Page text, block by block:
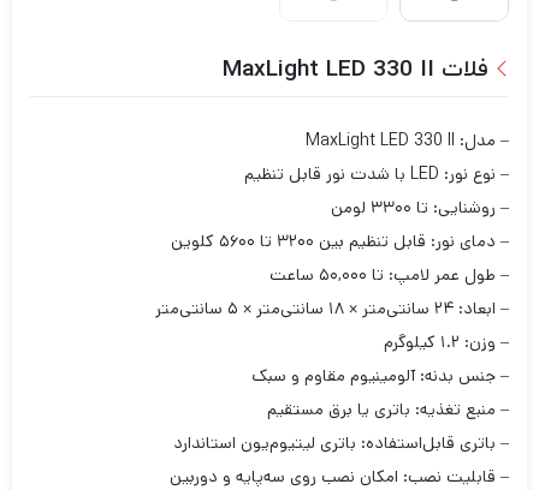
فلات MaxLight LED 330 II
– مدل: MaxLight LED 330 II
– نوع نور: LED با شدت نور قابل تنظیم
– روشنایی: تا ۳۳۰۰ لومن
– دمای نور: قابل تنظیم بین ۳۲۰۰ تا ۵۶۰۰ کلوین
– طول عمر لامپ: تا ۵۰,۰۰۰ ساعت
– ابعاد: ۲۴ سانتی‌متر × ۱۸ سانتی‌متر × ۵ سانتی‌متر
– وزن: ۱.۲ کیلوگرم
– جنس بدنه: آلومینیوم مقاوم و سبک
– منبع تغذیه: باتری یا برق مستقیم
– باتری قابل‌استفاده: باتری لیتیوم‌یون استاندارد
– قابلیت نصب: امکان نصب روی سه‌پایه و دوربین